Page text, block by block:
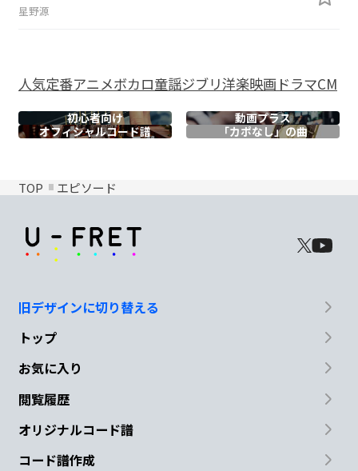
星野源
人気定番アニメボカロ童謡ジブリ洋楽映画ドラマCM
初心者向け
動画プラス
オフィシャルコード譜 「カポなし」の曲
TOP エピソード
旧デザインに切り替える
トップ
お気に入り
閲覧履歴
オリジナルコード譜
コード譜作成